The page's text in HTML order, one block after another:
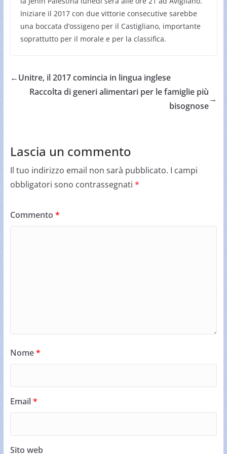
Iniziare il 2017 con due vittorie consecutive sarebbe
una boccata d’ossigeno per il Castigliano, importante
soprattutto per il morale e per la classifica.
←Unitre, il 2017 comincia in lingua inglese
Raccolta di generi alimentari per le famiglie più
bisognose
→
Lascia un commento
Il tuo indirizzo email non sarà pubblicato. I campi
obbligatori sono contrassegnati *
Commento *
Nome*
Email*
Sito web